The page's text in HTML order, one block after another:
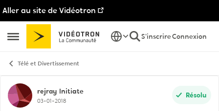
Aller au site de Vidéotron
Ouvrir Menu Latéral
Passer au contenu
S'inscrireConnexion
Télé et Divertissement
Discussion de forum
rejray Initiate
03-01-2018
Résolu